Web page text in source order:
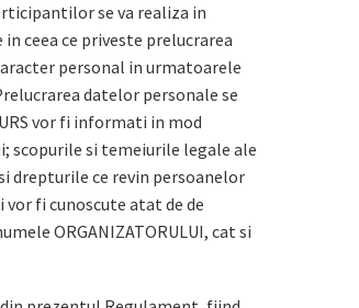
se va realiza in
ceea ce priveste prelucrarea
personal in urmatoarele
datelor personale se
vor fi informati in mod
scopurile si temeiurile legale ale
drepturile ce revin persoanelor
fi cunoscute atat de de
ORGANIZATORULUI, cat si